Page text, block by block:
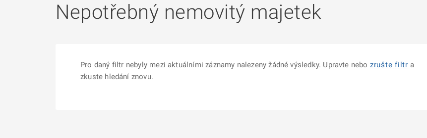
Nepotřebný nemovitý majetek
Pro daný filtr nebyly mezi aktuálními záznamy nalezeny žádné výsledky. Upravte nebo zrušte filtr a
zkuste hledání znovu.